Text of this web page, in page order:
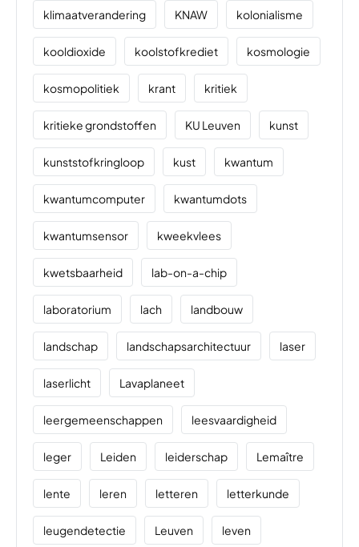
klimaatverandering KNAW kolonialisme
kooldioxide koolstofkrediet kosmologie
kosmopolitiek krant kritiek
kritieke grondstoffen KU Leuven kunst
kunststofkringloop kust kwantum
kwantumcomputer kwantumdots
kwantumsensor kweekvlees
kwetsbaarheid lab-on-a-chip
laboratorium lach landbouw
landschap landschapsarchitectuur laser
laserlicht Lavaplaneet
leergemeenschappen leesvaardigheid
leger Leiden leiderschap Lemaître
lente leren letteren letterkunde
leugendetectie Leuven leven